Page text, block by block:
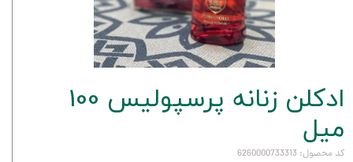
ادکلن زنانه پرسپولیس 100
میل
کد محصول: 6260000733313